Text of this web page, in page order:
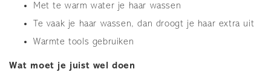
Met te warm water je haar wassen
Te vaak je haar wassen, dan droogt je haar extra uit
Warmte tools gebruiken
Wat moet je juist wel doen